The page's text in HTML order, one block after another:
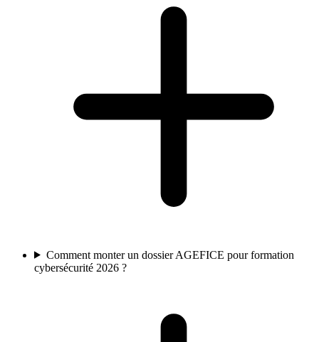
Comment monter un dossier AGEFICE pour formation
cybersécurité 2026 ?